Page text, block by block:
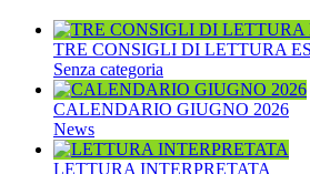
TRE CONSIGLI DI LETTURA
Senza categoria
CALENDARIO GIUGNO 2026
News
LETTURA INTERPRETATA